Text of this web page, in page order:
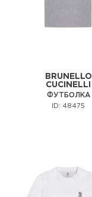
BRUNELLO
CUCINELLI
ФУТБОЛКА
ID: 48475